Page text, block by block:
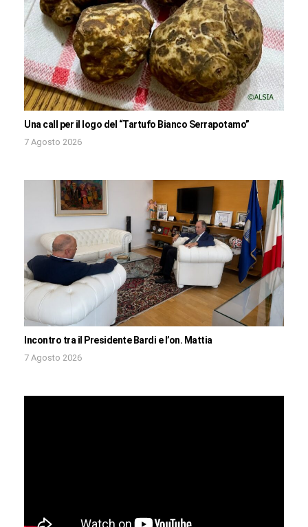
Una call per il logo del “Tartufo Bianco Serrapotamo”
7 Agosto 2026
Incontro tra il Presidente Bardi e l’on. Mattia
7 Agosto 2026